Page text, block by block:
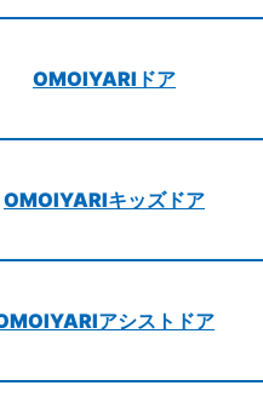
OMOIYARIドア
OMOIYARIキッズドア
アシストドア